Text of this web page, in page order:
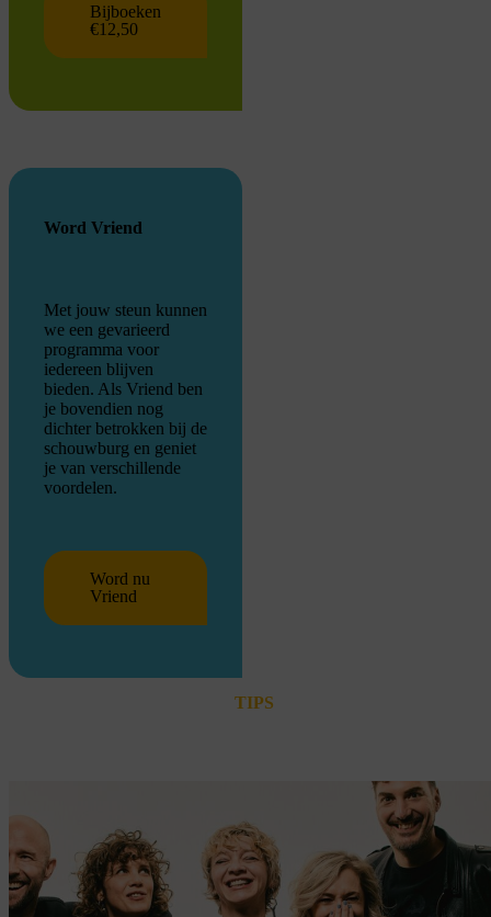
Bijboeken
€12,50
Word Vriend
Met jouw steun kunnen
we een gevarieerd
programma voor
iedereen blijven
bieden. Als Vriend ben
je bovendien nog
dichter betrokken bij de
schouwburg en geniet
je van verschillende
voordelen.
Word nu
Vriend
TIPS